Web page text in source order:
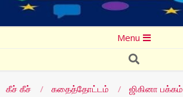
Menu
Search
கீச் கீச் கதைத்தோட்டம் ஜிகினா பக்கம்